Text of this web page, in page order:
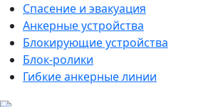
Спасение и эвакуация
Анкерные устройства
Блокирующие устройства
Блок-ролики
Гибкие анкерные линии